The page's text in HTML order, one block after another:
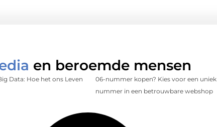
en beroemde mensen
Data: Hoe het ons Leven
06-nummer kopen? Kies voor een uniek
nummer in een betrouwbare webshop